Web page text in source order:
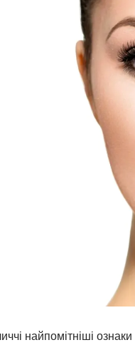
найпомітніші